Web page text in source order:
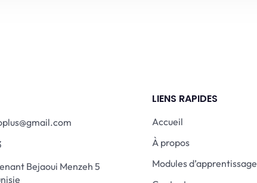
Bejaoui Menzeh 5
LIENS RAPIDES
Accueil
À propos
Modules d’apprentissage